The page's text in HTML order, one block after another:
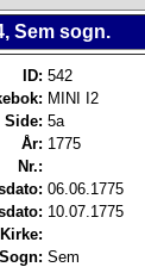
Sem sogn.
ID: 542
MINI I2
Side: 5a
År: 1775
Nr.:
06.06.1775
10.07.1775
Kirke:
Sogn: Sem